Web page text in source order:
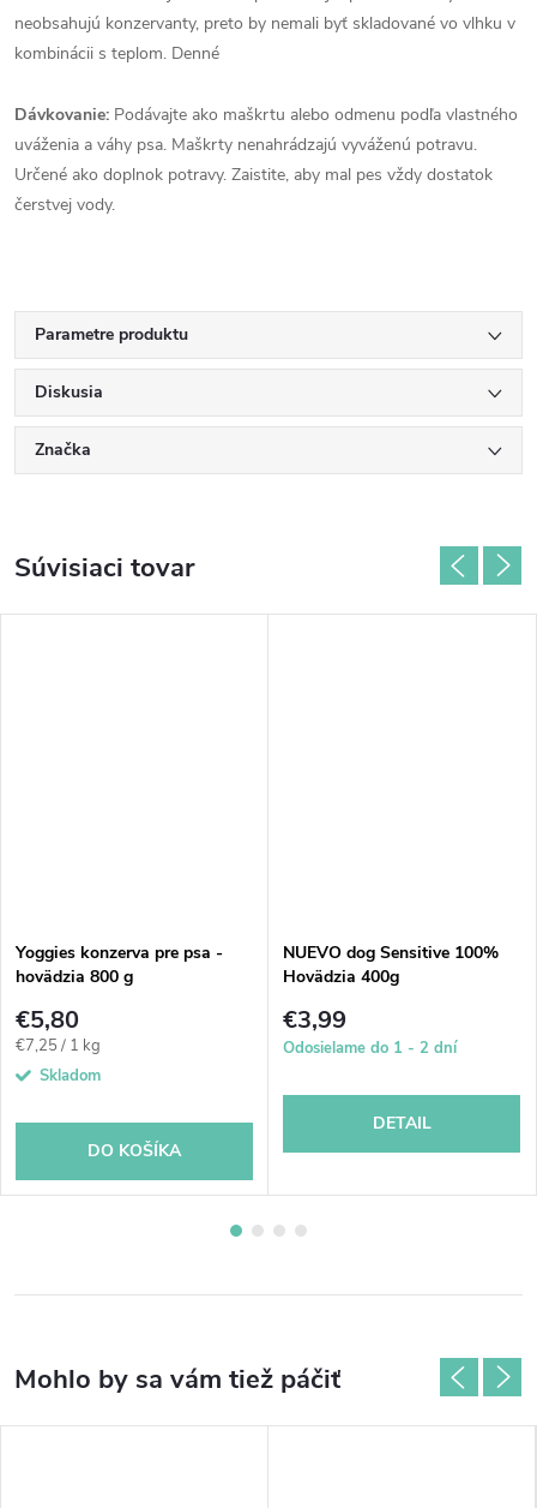
neobsahujú konzervanty, preto by nemali byť skladované vo vlhku v
kombinácii s teplom. Denné
Dávkovanie: Podávajte ako maškrtu alebo odmenu podľa vlastného
uváženia a váhy psa. Maškrty nenahrádzajú vyváženú potravu.
Určené ako doplnok potravy. Zaistite, aby mal pes vždy dostatok
čerstvej vody.
Parametre produktu
Diskusia
Značka
Súvisiaci tovar
Yoggies konzerva pre psa -
hovädzia 800 g
€5,80
Jednotková
cena:
€7,25 / 1 kg
Skladom
DO KOŠÍKA
NUEVO dog Sensitive 100%
Hovädzia 400g
€3,99
Odosielame do 1 - 2 dní
DETAIL